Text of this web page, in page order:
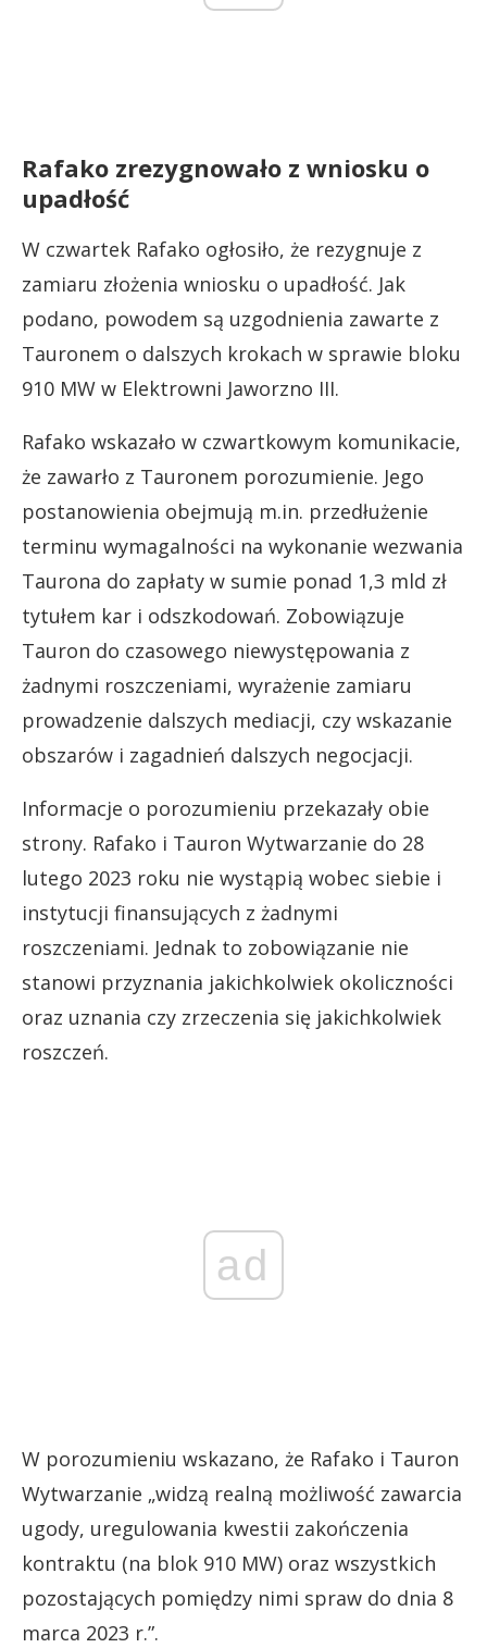
Rafako zrezygnowało z wniosku o
upadłość
W czwartek Rafako ogłosiło, że rezygnuje z
zamiaru złożenia wniosku o upadłość. Jak
podano, powodem są uzgodnienia zawarte z
Tauronem o dalszych krokach w sprawie bloku
910 MW w Elektrowni Jaworzno III.
Rafako wskazało w czwartkowym komunikacie,
że zawarło z Tauronem porozumienie. Jego
postanowienia obejmują m.in. przedłużenie
terminu wymagalności na wykonanie wezwania
Taurona do zapłaty w sumie ponad 1,3 mld zł
tytułem kar i odszkodowań. Zobowiązuje
Tauron do czasowego niewystępowania z
żadnymi roszczeniami, wyrażenie zamiaru
prowadzenie dalszych mediacji, czy wskazanie
obszarów i zagadnień dalszych negocjacji.
Informacje o porozumieniu przekazały obie
strony. Rafako i Tauron Wytwarzanie do 28
lutego 2023 roku nie wystąpią wobec siebie i
instytucji finansujących z żadnymi
roszczeniami. Jednak to zobowiązanie nie
stanowi przyznania jakichkolwiek okoliczności
oraz uznania czy zrzeczenia się jakichkolwiek
roszczeń.
ad
W porozumieniu wskazano, że Rafako i Tauron
Wytwarzanie „widzą realną możliwość zawarcia
ugody, uregulowania kwestii zakończenia
kontraktu (na blok 910 MW) oraz wszystkich
pozostających pomiędzy nimi spraw do dnia 8
marca 2023 r.”.